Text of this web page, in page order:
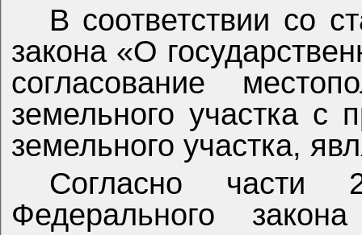
В соответствии со
закона «О
согласование
земельного участка с
земельного участка,
Согласно части
Федерального